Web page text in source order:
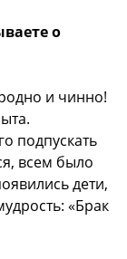
о
и чинно!
подпускать
всем было
дети,
«Брак